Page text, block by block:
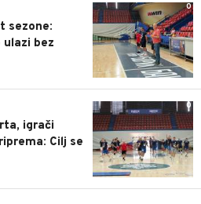
0
sezone:
bez
0
igrači
Cilj se